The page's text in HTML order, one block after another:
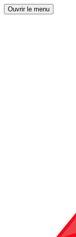
Ouvrir le menu